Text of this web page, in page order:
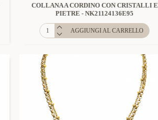
COLLANA A CORDINO CON CRISTALLI E
PIETRE - NK21124136E95
AGGIUNGI AL CARRELLO